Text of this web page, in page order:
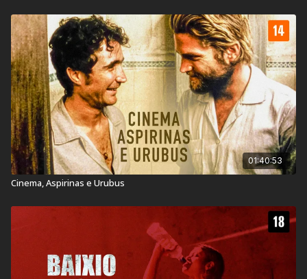
01:40:53
Cinema, Aspirinas e Urubus